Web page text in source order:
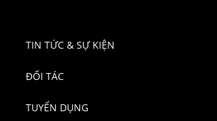
TIN TỨC & SỰ KIỆN
ĐỐI TÁC
TUYỂN DỤNG